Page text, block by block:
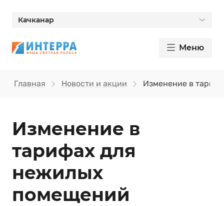
Качканар
Меню
Главная Новости и акции Изменение в
Изменение в
тарифах для
нежилых
помещений